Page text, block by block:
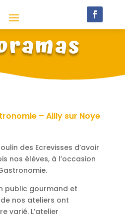
– Ailly sur Noye
des Ecrevisses d’avoir
nos élèves, à l’occasion
public gourmand et
nos ateliers ont
varié. L’atelier